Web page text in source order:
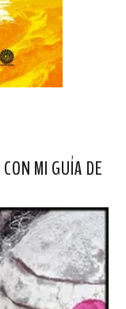
MI GUÍA DE